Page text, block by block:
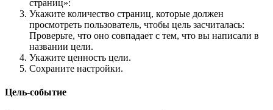
страниц»:
Укажите количество страниц, которые должен
просмотреть пользователь, чтобы цель засчиталась:
Проверьте, что оно совпадает с тем, что вы написали в
названии цели.
Укажите ценность цели.
Сохраните настройки.
Цель-событие